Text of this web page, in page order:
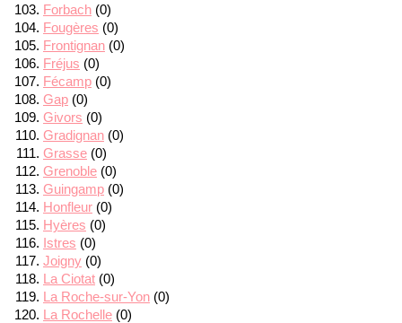
Forbach (0)
Fougères (0)
Frontignan (0)
Fréjus (0)
Fécamp (0)
Gap (0)
Givors (0)
Gradignan (0)
Grasse (0)
Grenoble (0)
Guingamp (0)
Honfleur (0)
Hyères (0)
Istres (0)
Joigny (0)
La Ciotat (0)
La Roche-sur-Yon (0)
La Rochelle (0)